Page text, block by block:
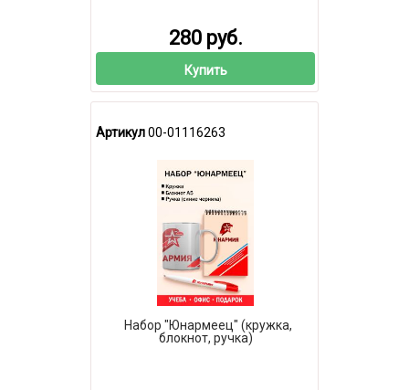
280 руб.
Купить
Артикул00-01116263
Набор "Юнармеец" (кружка,
блокнот, ручка)